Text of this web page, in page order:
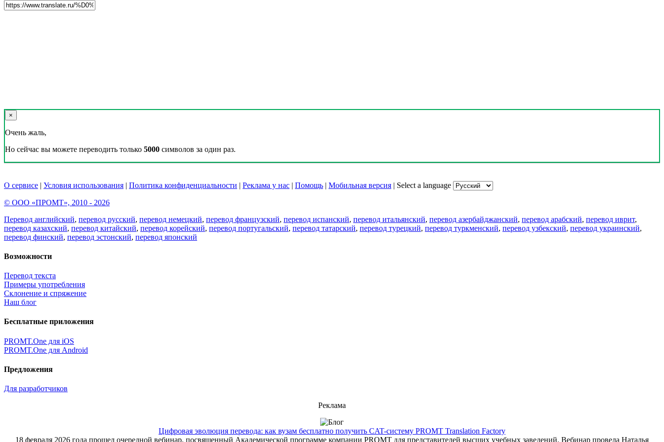
×
Очень жаль,
Но сейчас вы можете переводить только 5000 символов за один раз.
О сервисе | Условия использования | Политика конфиденциальности | Реклама у нас | Помощь | Мобильная версия | Select a language
© ООО «ПРОМТ», 2010 - 2026
Перевод английский, перевод русский, перевод немецкий, перевод французский, перевод испанский, перевод итальянский, перевод азербайджанский, перевод арабский, перевод иврит,
перевод казахский, перевод китайский, перевод корейский, перевод португальский, перевод татарский, перевод турецкий, перевод туркменский, перевод узбекский, перевод украинский,
перевод финский, перевод эстонский, перевод японский
Возможности
Перевод текста
Примеры употребления
Склонение и спряжение
Наш блог
Бесплатные приложения
PROMT.One для iOS
PROMT.One для Android
Предложения
Для разработчиков
Реклама
Цифровая эволюция перевода: как вузам бесплатно получить CAT-систему PROMT Translation Factory
18 февраля 2026 года прошел очередной вебинар, посвященный Академической программе компании PROMT для представителей высших учебных заведений. Вебинар провела Наталья